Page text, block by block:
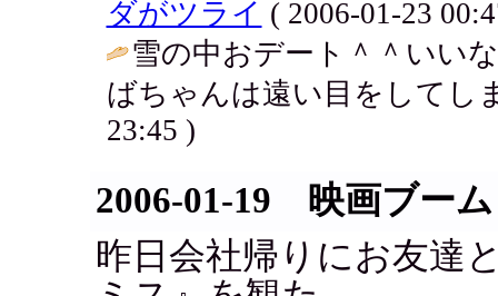
ダがツライ ( 2006-01-23
雪の中おデート＾＾いい
ばちゃんは遠い目をしてし
23:45 )
2006-01-19 映画ブーム
昨日会社帰りにお友達